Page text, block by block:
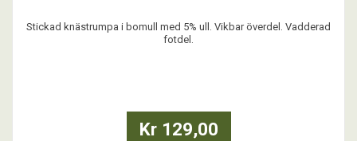
Stickad knästrumpa i bomull med 5% ull. Vikbar överdel. Vadderad
fotdel.
Kr 129,00